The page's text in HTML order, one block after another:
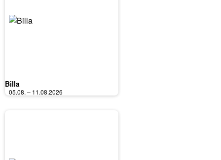
Billa
05.08. – 11.08.2026